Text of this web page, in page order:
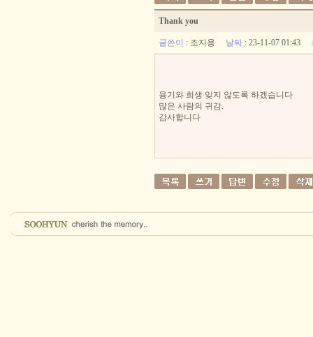
Thank you
글쓴이 : 조지용 날짜 : 23-11-07 01:43
용기와 희생 잊지 않도록 하겠습니다
많은 사람의 귀감.
감사합니다